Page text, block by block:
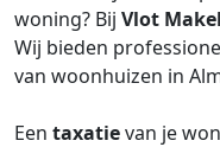
woning? Bij Vlot
Wij bieden
van woonhuizen in
Een taxatievan je